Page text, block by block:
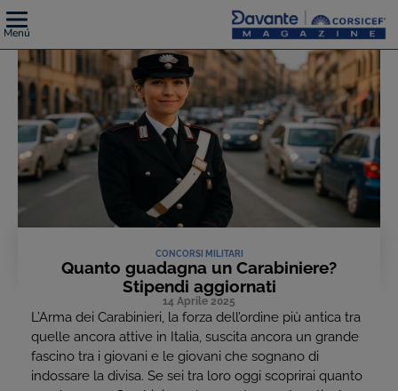
Menú
CONCORSI MILITARI
Quanto guadagna un Carabiniere?
Stipendi aggiornati
14 Aprile 2025
L’Arma dei Carabinieri, la forza dell’ordine più antica tra
quelle ancora attive in Italia, suscita ancora un grande
fascino tra i giovani e le giovani che sognano di
indossare la divisa. Se sei tra loro oggi scoprirai quanto